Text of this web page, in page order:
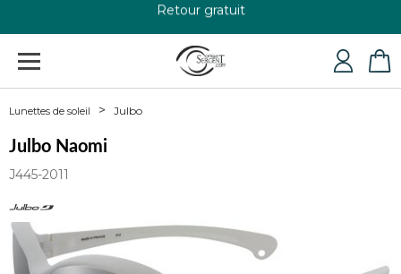
+33 4 79 24 76 84
Lunettes de soleil Julbo
Julbo Naomi
J445-2011